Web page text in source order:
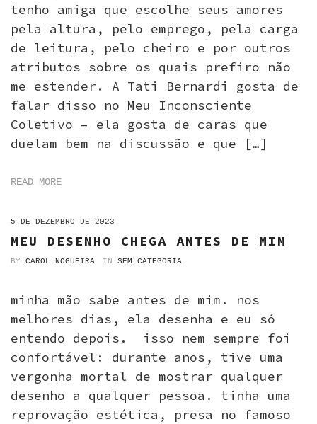
tenho amiga que escolhe seus amores
pela altura, pelo emprego, pela carga
de leitura, pelo cheiro e por outros
atributos sobre os quais prefiro não
me estender. A Tati Bernardi gosta de
falar disso no Meu Inconsciente
Coletivo – ela gosta de caras que
duelam bem na discussão e que […]
READ MORE
ON
5 DE DEZEMBRO DE 2023
MEU DESENHO CHEGA ANTES DE MIM
BY CAROL NOGUEIRA IN SEM CATEGORIA
minha mão sabe antes de mim. nos
melhores dias, ela desenha e eu só
entendo depois. isso nem sempre foi
confortável: durante anos, tive uma
vergonha mortal de mostrar qualquer
desenho a qualquer pessoa. tinha uma
reprovação estética, presa no famoso